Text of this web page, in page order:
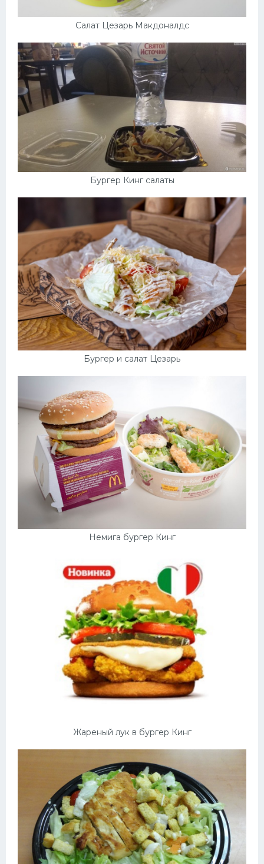
Салат Цезарь Макдоналдс
Бургер Кинг салаты
Бургер и салат Цезарь
Немига бургер Кинг
Жареный лук в бургер Кинг